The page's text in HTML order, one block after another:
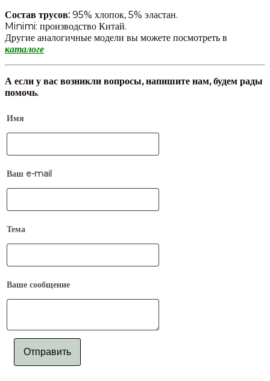
Состав трусов: 95% хлопок, 5% эластан.
Minimi: производство Китай.
Другие аналогичные модели вы можете посмотреть в
каталоге
А если у вас возникли вопросы, напишите нам, будем рады
помочь.
Имя
Ваш e-mail
Тема
Ваше сообщение
Отправить